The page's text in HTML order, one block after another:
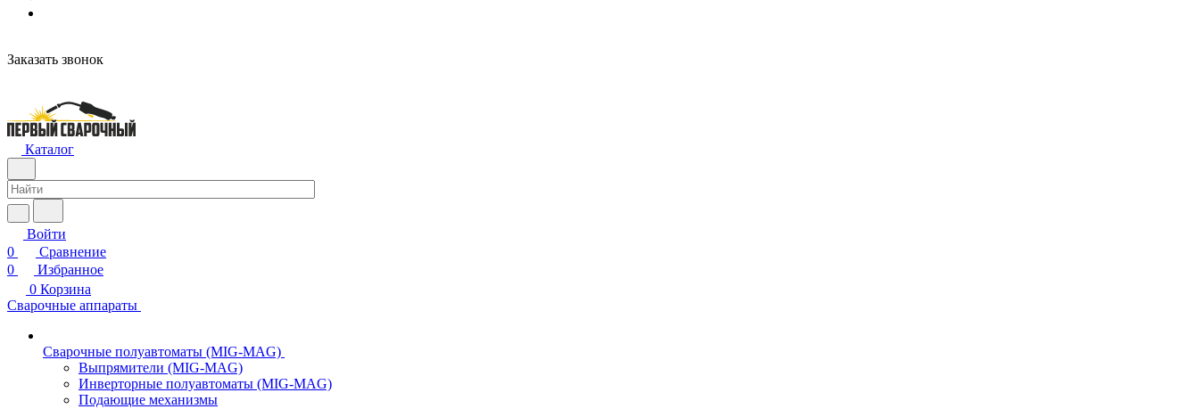
Заказать звонок
Каталог
Войти
0
Сравнение
0
Избранное
0 Корзина
Сварочные аппараты
Сварочные полуавтоматы (MIG-MAG)
Выпрямители (MIG-MAG)
Инверторные полуавтоматы (MIG-MAG)
Подающие механизмы